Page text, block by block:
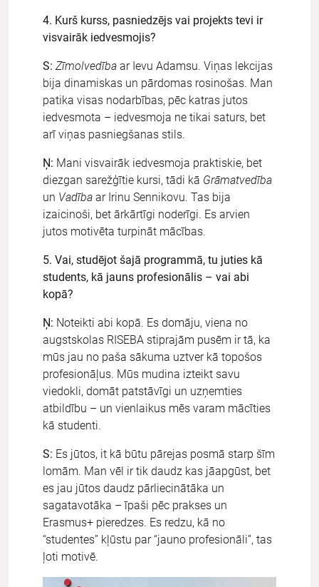
4. Kurš kurss, pasniedzējs vai projekts tevi ir
visvairāk iedvesmojis?
S: Zīmolvedība ar Ievu Adamsu. Viņas lekcijas
bija dinamiskas un pārdomas rosinošas. Man
patika visas nodarbības, pēc katras jutos
iedvesmota – iedvesmoja ne tikai saturs, bet
arī viņas pasniegšanas stils.
Ņ: Mani visvairāk iedvesmoja praktiskie, bet
diezgan sarežģītie kursi, tādi kā Grāmatvedība
un Vadība ar Irinu Sennikovu. Tas bija
izaicinoši, bet ārkārtīgi noderīgi. Es arvien
jutos motivēta turpināt mācības.
5. Vai, studējot šajā programmā, tu juties kā
students, kā jauns profesionālis – vai abi
kopā?
Ņ: Noteikti abi kopā. Es domāju, viena no
augstskolas RISEBA stiprajām pusēm ir tā, ka
mūs jau no paša sākuma uztver kā topošos
profesionāļus. Mūs mudina izteikt savu
viedokli, domāt patstāvīgi un uzņemties
atbildību – un vienlaikus mēs varam mācīties
kā studenti.
S: Es jūtos, it kā būtu pārejas posmā starp šīm
lomām. Man vēl ir tik daudz kas jāapgūst, bet
es jau jūtos daudz pārliecinātāka un
sagatavotāka – īpaši pēc prakses un
Erasmus+ pieredzes. Es redzu, kā no
“studentes” kļūstu par “jauno profesionāli”, tas
ļoti motivē.